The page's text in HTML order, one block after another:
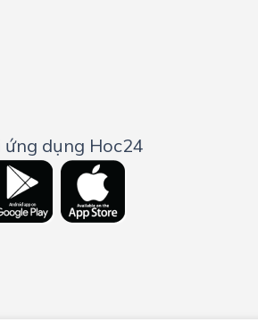
ứng dụng Hoc24